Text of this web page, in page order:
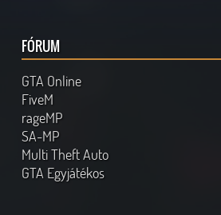
FÓRUM
GTA Online
FiveM
rageMP
SA-MP
Multi Theft Auto
GTA Egyjátékos